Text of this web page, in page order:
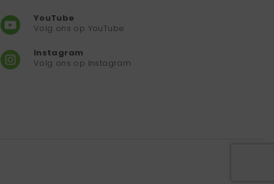
YouTube
Volg ons op YouTube
Instagram
Volg ons op Instagram